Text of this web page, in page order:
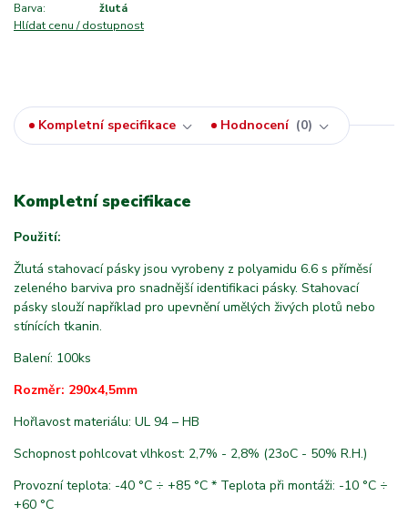
Barva:
žlutá
Hlídat cenu / dostupnost
Kompletní specifikace Hodnocení 0
Kompletní specifikace
Použití:
Žlutá stahovací pásky jsou vyrobeny z polyamidu 6.6 s příměsí
zeleného barviva pro snadnější identifikaci pásky. Stahovací
pásky slouží například pro upevnění umělých živých plotů nebo
stínících tkanin.
Balení: 100ks
Rozměr: 290x4,5mm
Hořlavost materiálu: UL 94 – HB
Schopnost pohlcovat vlhkost: 2,7% - 2,8% (23oC - 50% R.H.)
Provozní teplota: -40 °C ÷ +85 °C * Teplota při montáži: -10 °C ÷
+60 °C